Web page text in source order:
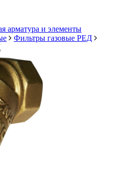
арматура и элементы
Фильтры газовые РЕД